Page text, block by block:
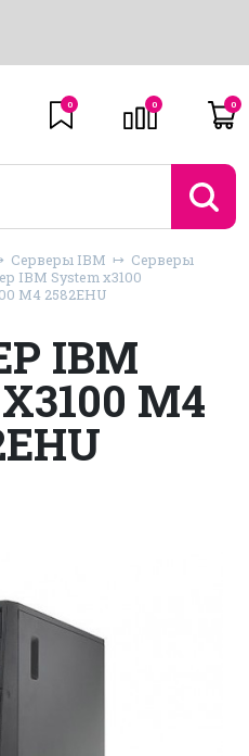
0 0 0
Серверы IBM
Серверы
IBM System x3100
M4 2582EHU
IBM
M4